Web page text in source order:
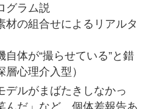
ラム説
の組合せによるリアルタ
体が“撮らせている”と錯
心理介入型）
デルがまばたきしなかっ
んだ」など、個体差報告あ